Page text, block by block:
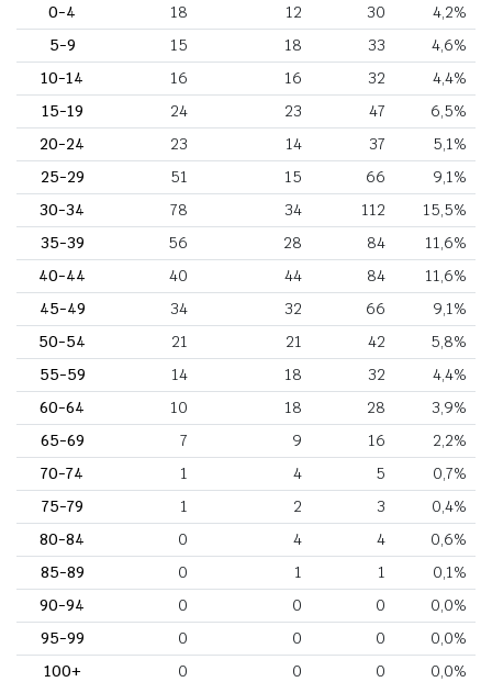
0-4
18 12 30
4,2%
5-9
15 18 33
4,6%
10-14
16 16 32
4,4%
15-19
24 23 47
6,5%
20-24
23 14 37
5,1%
25-29
51 15 66
9,1%
30-34
78 34 112
15,5%
35-39
56 28 84
11,6%
40-44
40 44 84
11,6%
45-49
34 32 66
9,1%
50-54
21 21 42
5,8%
55-59
14 18 32
4,4%
60-64
10 18 28
3,9%
65-69
7 9 16
2,2%
70-74
1 4 5
0,7%
75-79
1 2 3
0,4%
80-84
0 4 4
0,6%
85-89
0 1 1
0,1%
90-94
0 0 0
0,0%
95-99
0 0 0
0,0%
100+
0 0 0
0,0%